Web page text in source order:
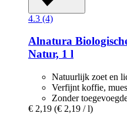
4.3 (4)
Alnatura
Natur, 1 l
Natuurlijk zoet en
Verfijnt koffie,
Zonder
€ 2,19 (€ 2,19 / l)